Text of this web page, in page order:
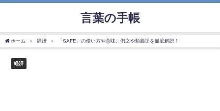
言葉の手帳
ホーム 経済 「SAFE」の使い方や意味、例文や類義語を徹底解説！
経済